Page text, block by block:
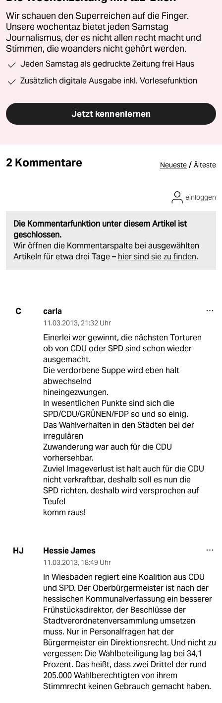
Wir schauen den Superreichen auf die Finger.
Unsere wochentaz bietet jeden Samstag
Journalismus, der es nicht allen recht macht und
Stimmen, die woanders nicht gehört werden.
Jeden Samstag als gedruckte Zeitung frei Haus
Zusätzlich digitale Ausgabe inkl. Vorlesefunktion
Jetzt kennenlernen
2 Kommentare Neueste / Älteste
Die Kommentarfunktion unter diesem Artikel ist
geschlossen.
Wir öffnen die Kommentarspalte bei ausgewählten
Artikeln für etwa drei Tage – hier sind sie zu finden.
einloggen
C carla
11.03.2013, 21:32 Uhr
Einerlei wer gewinnt, die nächsten Torturen
ob von CDU oder SPD sind schon wieder
ausgemacht.
Die verdorbene Suppe wird eben halt
abwechselnd
hineingezwungen.
In wesentlichen Punkte sind sich die
SPD/CDU/GRÜNEN/FDP so und so einig.
Das Wahlverhalten in den Städten bei der
irregulären
Zuwanderung war auch für die CDU
vorhersehbar.
Zuviel Imageverlust ist halt auch für die CDU
nicht verkraftbar, deshalb soll es nun die
SPD richten, deshalb wird versprochen auf
Teufel
komm raus!
HJ Hessie James
11.03.2013, 18:49 Uhr
In Wiesbaden regiert eine Koalition aus CDU
und SPD. Der Oberbürgermeister ist nach der
hessischen Kommunalverfassung ein besserer
Frühstücksdirektor, der Beschlüsse der
Stadtverordnetenversammlung umsetzen
muss. Nur in Personalfragen hat der
Bürgermeister ein Direktionsrecht. Und nicht zu
vergessen: Die Wahlbeteiligung lag bei 34,1
Prozent. Das heißt, dass zwei Drittel der rund
205.000 Wahlberechtigten von ihrem
Stimmrecht keinen Gebrauch gemacht haben.